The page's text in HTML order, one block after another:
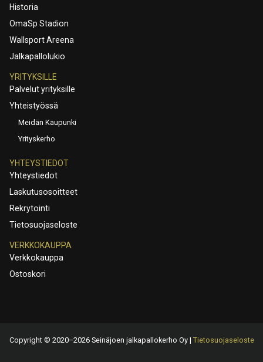
Historia
OmaSp Stadion
Wallsport Areena
Jalkapallolukio
YRITYKSILLE
Palvelut yrityksille
Yhteistyössä
Meidän Kaupunki
Yrityskerho
YHTEYSTIEDOT
Yhteystiedot
Laskutusosoitteet
Rekrytointi
Tietosuojaseloste
VERKKOKAUPPA
Verkkokauppa
Ostoskori
Copyright © 2020–2026 Seinäjoen jalkapallokerho Oy | Tietosuojaseloste